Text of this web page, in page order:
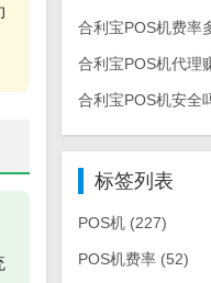
合利宝POS机代理
标签列表
POS机(227)
POS机费率(52)